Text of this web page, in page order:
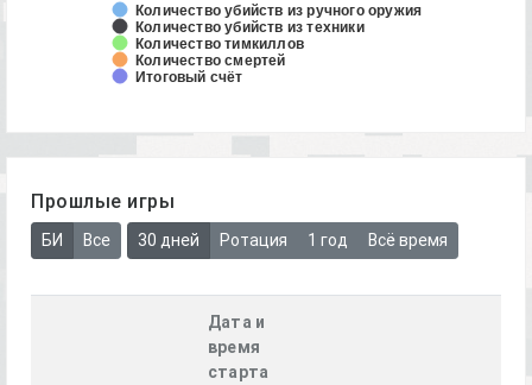
Количество убийств из ручного оружия
Количество убийств из техники
Количество тимкиллов
Количество смертей
Итоговый счёт
Прошлые игры
БИ Все 30 дней Ротация 1 год Всё время
Дата и
время
старта